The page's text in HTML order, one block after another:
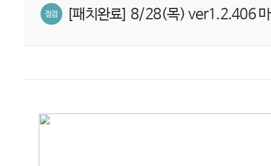
[패치완료] 8/28(목) ver1.2.406